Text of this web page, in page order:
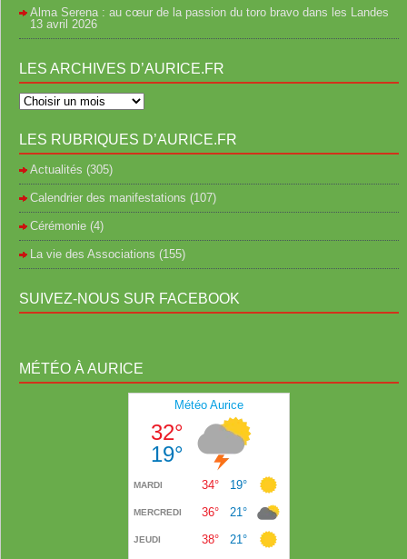
Alma Serena : au cœur de la passion du toro bravo dans les Landes
13 avril 2026
LES ARCHIVES D’AURICE.FR
LES RUBRIQUES D’AURICE.FR
Actualités (305)
Calendrier des manifestations (107)
Cérémonie (4)
La vie des Associations (155)
SUIVEZ-NOUS SUR FACEBOOK
MÉTÉO À AURICE